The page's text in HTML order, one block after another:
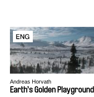
Andreas Horvath
Earth’s Golden Playground